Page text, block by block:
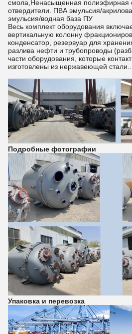
смола,Ненасыщенная полиэфирная
отвердители. ПВА эмульсия/
эмульсия/водная база ПУ
Весь комплект оборудования
вертикальную колонну
конденсатор, резервуар для
разлива нефти и трубопроводы
части оборудования, которые
изготовлены из нержавеющей стали..
Подробные фотографии
Упаковка и перевозка